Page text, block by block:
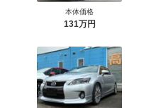
本体価格
131万円